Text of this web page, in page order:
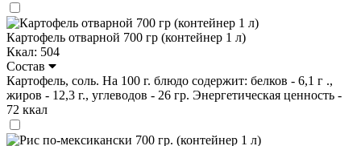
Картофель отварной 700 гр (контейнер 1 л)
Ккал: 504
Состав
Картофель, соль. На 100 г. блюдо содержит: белков - 6,1 г .,
жиров - 12,3 г., углеводов - 26 гр. Энергетическая ценность -
72 ккал